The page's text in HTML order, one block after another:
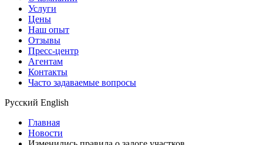
Услуги
Цены
Наш опыт
Отзывы
Пресс-центр
Агентам
Контакты
Часто задаваемые вопросы
Русский English
Главная
Новости